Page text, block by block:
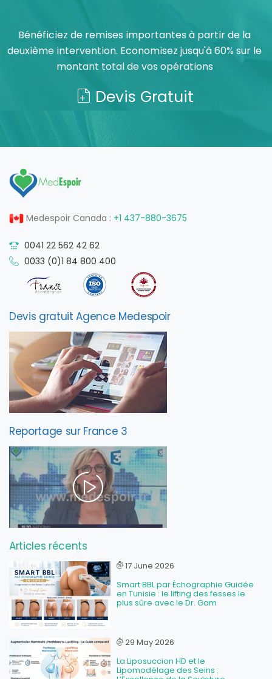
Bénéficiez de remises importantes à partir de la
deuxième intervention. Economisez jusqu'à 60% sur le
montant total de vos opérations
Devis Gratuit
Medespoir Canada : +1 437-880-3675
0041 22 562 42 62
0033 (0)1 84 800 400
Devis gratuit Agence Medespoir
Reportage sur France 3
Articles récents
17 June 2026
Smart BBL par Échographie Guidée
en Tunisie : le lifting des fesses le
plus sûre avec le Dr. Gam
29 May 2026
La Liposuccion HD et le
Lipomodélage des Seins :